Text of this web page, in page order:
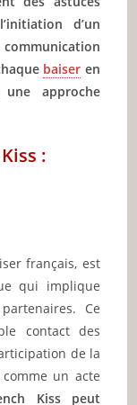
d’un
baiser en
approche
:
français, est
qui implique
Ce
contact des
de la
un acte
Kiss peut